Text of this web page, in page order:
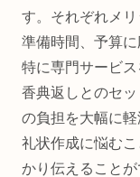
す。それぞれメ
準備時間、予算に
特に専門サービス
香典返しとのセ
の負担を大幅に
礼状作成に悩む
かり伝えることが